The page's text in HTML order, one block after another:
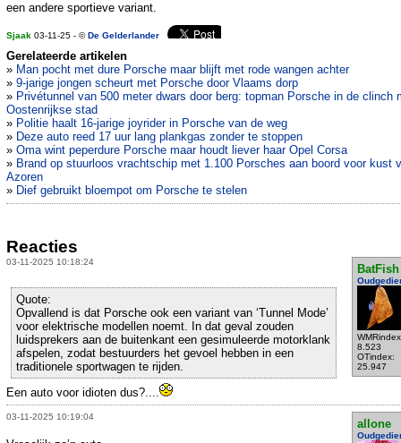
een andere sportieve variant.
Sjaak 03-11-25 - ©De Gelderlander
Gerelateerde artikelen
» Man pocht met dure Porsche maar blijft met rode wangen achter
» 9-jarige jongen scheurt met Porsche door Vlaams dorp
» Privétunnel van 500 meter dwars door berg: topman Porsche in de clinch
Oostenrijkse stad
» Politie haalt 16-jarige joyrider in Porsche van de weg
» Deze auto reed 17 uur lang plankgas zonder te stoppen
» Oma wint peperdure Porsche maar houdt liever haar Opel Corsa
» Brand op stuurloos vrachtschip met 1.100 Porsches aan boord voor kust
Azoren
» Dief gebruikt bloempot om Porsche te stelen
Reacties
03-11-2025 10:18:24
BatFish
8.523
OTindex:
25.947
Quote:
Opvallend is dat Porsche ook een variant van ‘Tunnel Mode’
voor elektrische modellen noemt. In dat geval zouden
luidsprekers aan de buitenkant een gesimuleerde motorklank
afspelen, zodat bestuurders het gevoel hebben in een
traditionele sportwagen te rijden.
Een auto voor idioten dus?....
03-11-2025 10:19:04
allone